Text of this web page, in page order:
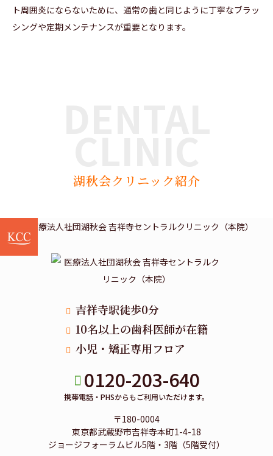
ト周囲炎にならないために、通常の歯と同じように丁寧なブラッ
シングや定期メンテナンスが重要となります。
湖秋会クリニック紹介
吉祥寺駅徒歩0分
10名以上の歯科医師が在籍
小児・矯正専用フロア
0120-203-640
携帯電話・PHSからもご利用いただけます。
〒180-0004
東京都武蔵野市吉祥寺本町1-4-18
ジョージフォーラムビル5階・3階（5階受付）